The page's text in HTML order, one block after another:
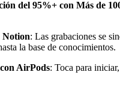
del 95%+ con Más de
Notion: Las grabaciones se
la base de conocimientos.
AirPods: Toca para